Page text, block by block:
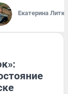
Екатерина